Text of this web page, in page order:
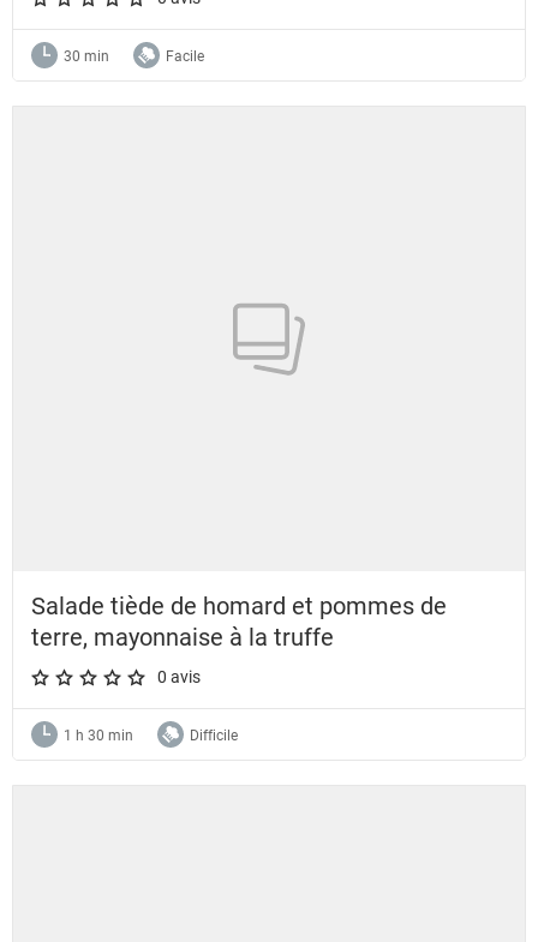
A star rating of 0 out of 5.
30 min Facile
Salade tiède de homard et pommes de
terre, mayonnaise à la truffe
A star rating of 0 out of 5.
0 avis
1 h 30 min Difficile